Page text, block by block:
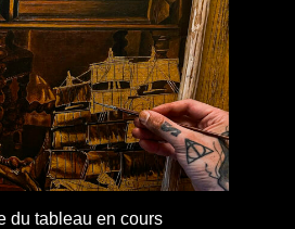
du tableau en cours